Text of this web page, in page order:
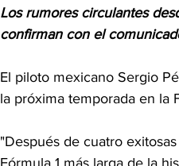
Los rumores circulantes
confirman con el
El piloto mexicano Sergio
la próxima temporada en la
"Después de cuatro
Fórmula 1 más larga de la